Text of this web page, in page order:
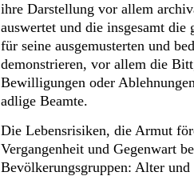
ihre Darstellung vor allem
auswertet und die insgesamt die
für seine ausgemusterten und
demonstrieren, vor allem die
Bewilligungen oder
adlige Beamte.
Die Lebensrisiken, die Armut
Vergangenheit und Gegenwart
Bevölkerungsgruppen: Alter